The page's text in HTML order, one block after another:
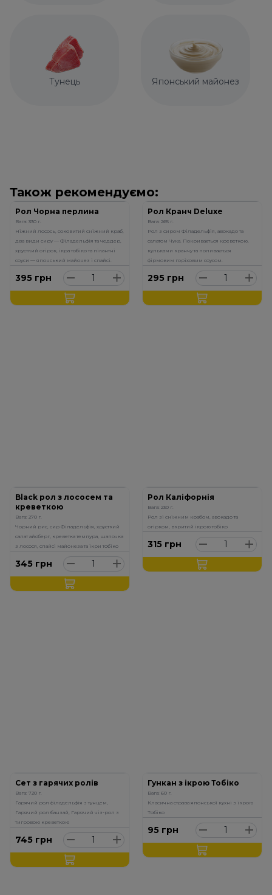
Тунець Японський майонез
Також рекомендуємо:
Рол Чорна перлина
Вага: 330 г.
Ніжний лосось, соковитий сніжний краб,
два види сиру — Філадельфія та чеддер,
хрусткий огірок, ікра тобіко та пікантні
соуси — японський майонез і спайсі.
395 грн
Рол Кранч Deluxe
Вага: 265 г.
Рол з сиром Філадельфія, авокадо та
салатом Чука. Покривається креветкою,
кульками кранчу та поливається
фірмовим горіховим соусом.
295 грн
Black рол з лососем та
креветкою
Вага: 270 г.
Чорний рис, сир Філадельфія, хрусткий
салат айсберг, креветка темпура, шапочка
з лосося, спайсі майонеза та ікри тобіко
345 грн
Рол Каліфорнія
Вага: 230 г.
Рол зі сніжним крабом, авокадо та
огірком, вкритий ікрою тобіко
315 грн
Сет з гарячих ролів
Вага: 720 г.
Гарячий рол філадельфія з тунцем,
Гарячий рол банзай, Гарячий чіз-рол з
тигровою креветкою
745 грн
Гункан з ікрою Тобіко
Вага: 60 г.
Класична страва японської кухні з ікрою
Тобіко
95 грн